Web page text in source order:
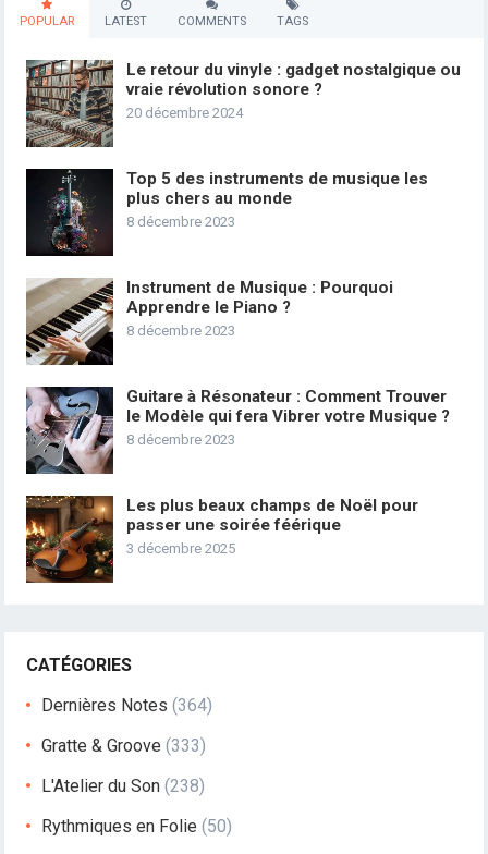
POPULAR LATEST COMMENTS TAGS
Le retour du vinyle : gadget nostalgique ou
vraie révolution sonore ?
20 décembre 2024
Top 5 des instruments de musique les
plus chers au monde
8 décembre 2023
Instrument de Musique : Pourquoi
Apprendre le Piano ?
8 décembre 2023
Guitare à Résonateur : Comment Trouver
le Modèle qui fera Vibrer votre Musique ?
8 décembre 2023
Les plus beaux champs de Noël pour
passer une soirée féérique
3 décembre 2025
CATÉGORIES
Dernières Notes (364)
Gratte & Groove (333)
L'Atelier du Son (238)
Rythmiques en Folie (50)